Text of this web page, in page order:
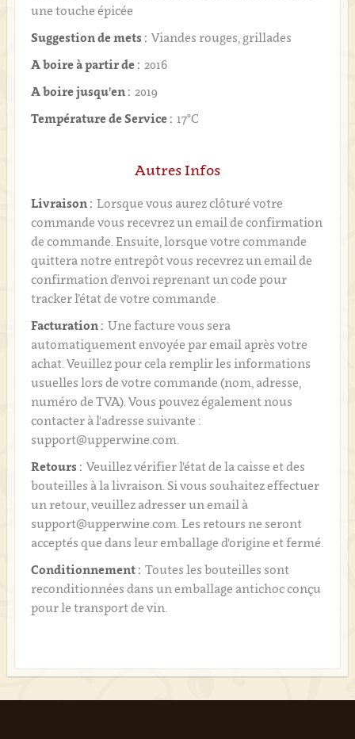
une touche épicée
Suggestion de mets : Viandes rouges, grillades
A boire à partir de : 2016
A boire jusqu'en : 2019
Température de Service : 17°C
Autres Infos
Livraison : Lorsque vous aurez clôturé votre
commande vous recevrez un email de confirmation
de commande. Ensuite, lorsque votre commande
quittera notre entrepôt vous recevrez un email de
confirmation d’envoi reprenant un code pour
tracker l’état de votre commande.
Facturation : Une facture vous sera
automatiquement envoyée par email après votre
achat. Veuillez pour cela remplir les informations
usuelles lors de votre commande (nom, adresse,
numéro de TVA). Vous pouvez également nous
contacter à l'adresse suivante :
support@upperwine.com.
Retours : Veuillez vérifier l'état de la caisse et des
bouteilles à la livraison. Si vous souhaitez effectuer
un retour, veuillez adresser un email à
support@upperwine.com. Les retours ne seront
acceptés que dans leur emballage d'origine et fermé.
Conditionnement : Toutes les bouteilles sont
reconditionnées dans un emballage antichoc conçu
pour le transport de vin.